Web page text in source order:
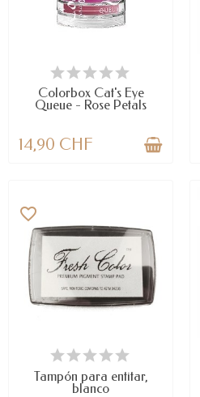
LAST ITEMS IN STOCK
Colorbox Cat's Eye
Queue - Rose Petals
14,90 CHF
LAST ITEMS IN STOCK
favorite_border
Tampón para entitar,
blanco